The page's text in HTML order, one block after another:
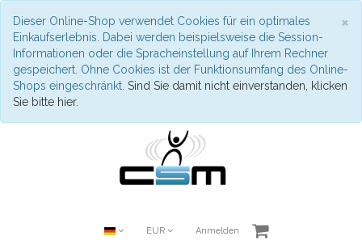
×
Dieser Online-Shop verwendet Cookies für ein optimales
Einkaufserlebnis. Dabei werden beispielsweise die Session-
Informationen oder die Spracheinstellung auf Ihrem Rechner
gespeichert. Ohne Cookies ist der Funktionsumfang des Online-
Shops eingeschränkt. Sind Sie damit nicht einverstanden, klicken
Sie bitte hier.
EUR Anmelden